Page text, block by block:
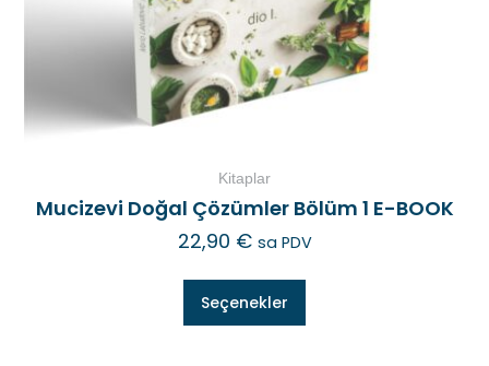
Kitaplar
Mucizevi Doğal Çözümler Bölüm 1 E-BOOK
22,90 € sa PDV
Seçenekler